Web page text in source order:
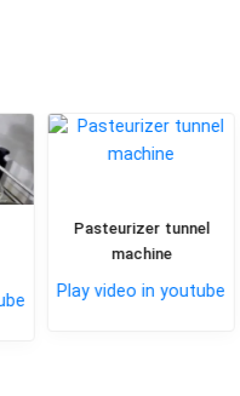
Pasteurizer tunnel
machine
Play video in youtube